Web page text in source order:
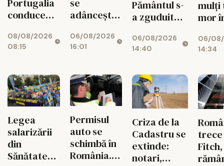
Portugalia
conduce
08/08/2026
08:15
se
adâncește.
mari pot
rămâne
energie în
orele de
vârf
06/08/2026
16:01
Pământul s-
a zguduit
zona
seismică
06/08/2026
14:40
mulți
mor
și a
06/
14:34
Legea
salarizării
din
Sănătate
Permisul
auto se
schimbă în
România.
Criza de la
Cadastru se
extinde:
notari,